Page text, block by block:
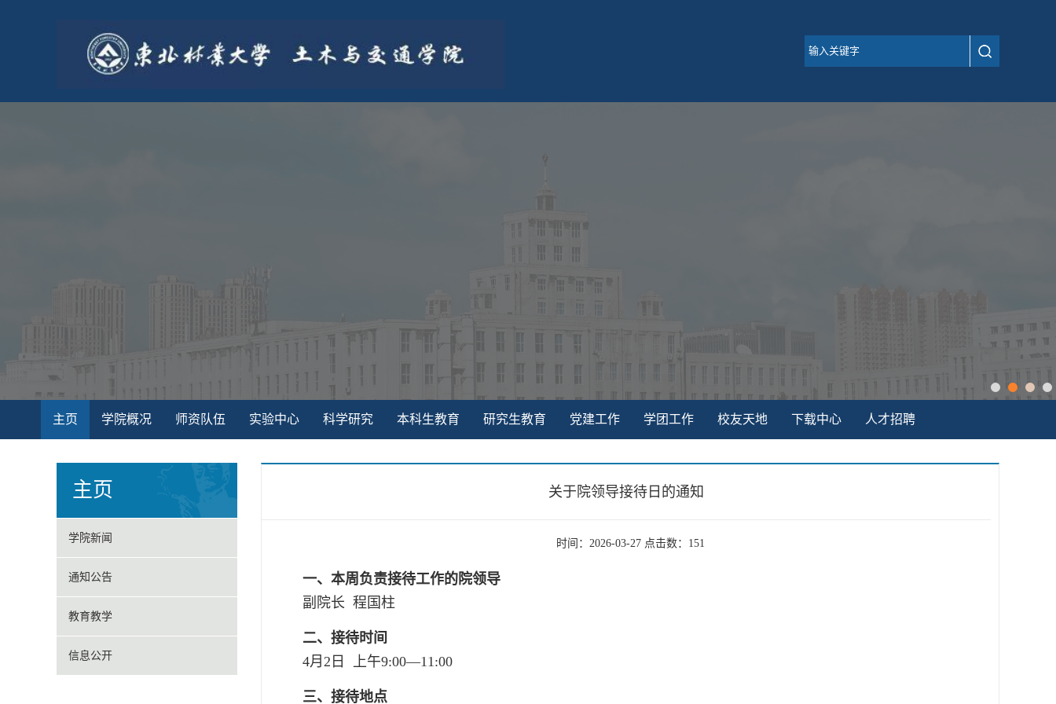
主页 学院概况 师资队伍 实验中心 科学研究 本科生教育 研究生教育 党建工作 学团工作 校友天地 下载中心 人才招聘
主页
学院新闻
通知公告
教育教学
信息公开
关于院领导接待日的通知
时间：2026-03-27 点击数： 151
一、本周负责接待工作的院领导
副院长 程国柱
二、接待时间
4月2日 上午9:00—11:00
三、接待地点